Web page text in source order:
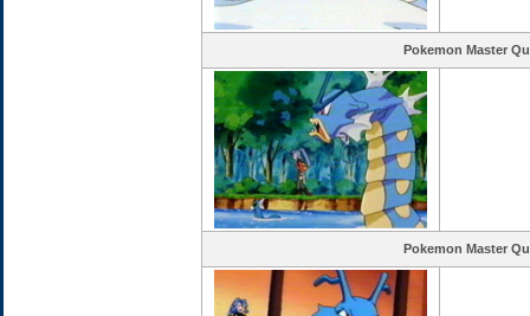
Pokemon Master
Pokemon Master